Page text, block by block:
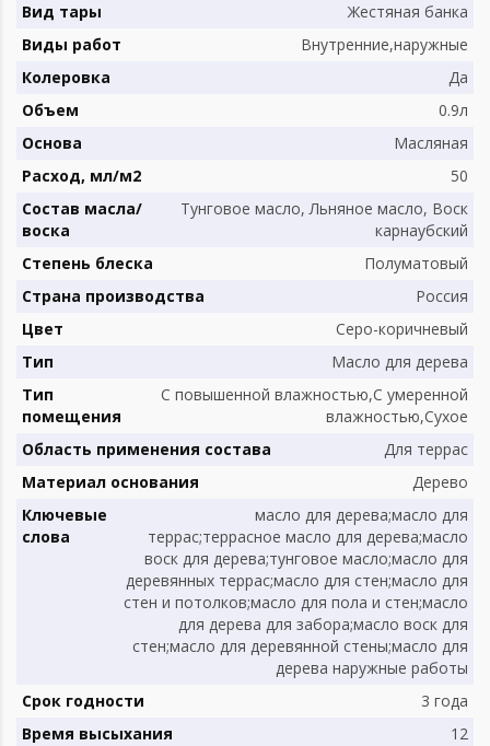
Вид тары
Жестяная банка
Виды работ
Внутренние,наружные
Колеровка
Да
Объем
0.9л
Основа
Масляная
Расход, мл/м2
50
Состав масла/
воска
Тунговое масло, Льняное масло, Воск
карнаубский
Степень блеска
Полуматовый
Страна производства
Россия
Цвет
Серо-коричневый
Тип
Масло для дерева
Тип
помещения
С повышенной влажностью,С умеренной
влажностью,Сухое
Область применения состава
Для террас
Материал основания
Дерево
Ключевые
слова
масло для дерева;масло для
террас;террасное масло для дерева;масло
воск для дерева;тунговое масло;масло для
деревянных террас;масло для стен;масло для
стен и потолков;масло для пола и стен;масло
для дерева для забора;масло воск для
стен;масло для деревянной стены;масло для
дерева наружные работы
Срок годности
3 года
Время высыхания
12